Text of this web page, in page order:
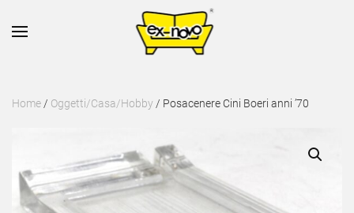
Skip to main content
Home / Oggetti/Casa/Hobby / Posacenere Cini Boeri anni ’70